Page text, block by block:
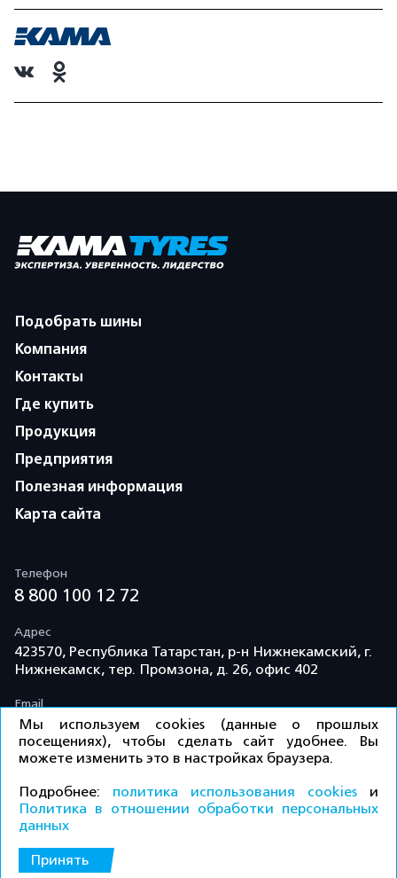
Подобрать шины
Компания
Контакты
Где купить
Продукция
Предприятия
Полезная информация
Карта сайта
Телефон
8 800 100 12 72
Адрес
423570, Республика Татарстан, р-н Нижнекамский, г.
Нижнекамск, тер. Промзона, д. 26, офис 402
Email
info@td-kama.com
©ООО «Торговый дом «Кама» 2026 / Все права
защищены.
Политика конфиденциальности
Мы используем cookies (данные о прошлых
посещениях), чтобы сделать сайт удобнее. Вы
можете изменить это в настройках браузера.
Подробнее: политика использования cookies и
Политика в отношении обработки персональных
данных
Принять